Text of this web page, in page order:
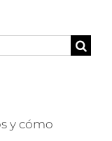
y cómo